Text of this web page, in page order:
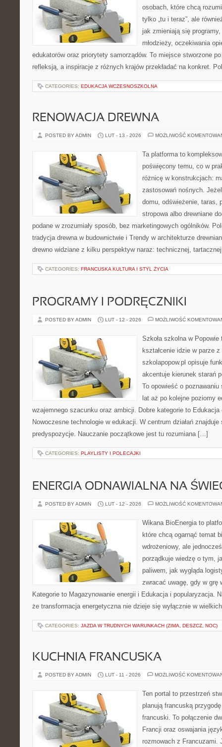
osobach, które chcą
tylko „tu i teraz”, ale
jak zmieniają się
młodzieży, oczekiwania
edukatorów oraz priorytety samorządów. To miejsce stworzone
refleksją, a inspiracje z różnych krajów przekładać na konkret.
CATEGORIES: EDUKACJA WCZESNOSZKOLNA
RENOWACJA DREWNA
POSTED BY ADMIN LUT - 13 - 2026 MOŻLIWOŚĆ
Ta platforma to
poświęcony temu, co w
różnicę w konstrukcjach:
zastosowań nośnych.
domu, odświeżenie, taras,
stropowa albo drewniane
podane w zrozumiały sposób, bez marketingowych ogólników.
tradycja drewna w budownictwie i Trendy w architekturze
drewno widziane z kilku perspektyw naraz: technicznej,
CATEGORIES: FRANCUSKA KULTURA I STYL ŻYCIA
PROGRAMY I PODRĘCZNIKI
POSTED BY ADMIN LUT - 12 - 2026 MOŻLIWOŚĆ
Szkoła szkolna w
kształcenie idzie w parze
szkolapopow.pl opisuje
akcentuje kierunek starań
To opowieść o
lat aż po kolejne poziomy
wzajemnego szacunku oraz ambicji. Dobre kategorie to Edukacja
Nowoczesne technologie w edukacji. W centrum działań
predyspozycje. Nauczanie początkowe jest tu rozumiana […]
CATEGORIES: PLAYLISTY I POLECAJKI
ENERGIA ODNAWIALNA NA
POSTED BY ADMIN LUT - 12 - 2026 MOŻLIWOŚĆ
Wikana BioEnergia to
które chcą ogarnąć temat
wdrożeniowy, ale
porządkuje wiedzę o tym,
paliwem, jak wygląda
zwracać uwagę, gdy w grę
Kategorie to Magazynowanie energii i Edukacja i popularyzacja.
że transformacja energetyczna nie dzieje się wyłącznie w
CATEGORIES: JAZDA W TRUDNYCH WARUNKACH (ZIMA, DESZCZ, NOC)
KUCHNIA FRANCUSKA
POSTED BY ADMIN LUT - 11 - 2026 MOŻLIWOŚĆ
Ten portal to przestrzeń
planują francuską
francuski. To połączenie
Francji oraz oswajania
rozmowach z Francuzami.